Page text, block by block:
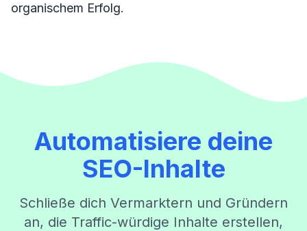
organischem Erfolg.
Automatisiere deine
SEO-Inhalte
Schließe dich Vermarktern und Gründern
an, die Traffic-würdige Inhalte erstellen,